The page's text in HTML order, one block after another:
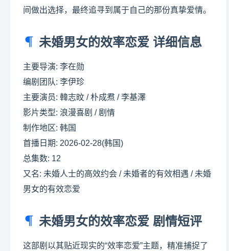
间做出选择，最终追寻到属于自己的那份真挚爱情。
未婚男女的效率恋爱 详细信息
主要导演: 李在勋
编剧团队: 李伊珍
主要演员: 韓志旼 / 朴成焄 / 李基澤
影片类型: 浪漫喜剧 / 剧情
制作地区: 韩国
首播日期: 2026-02-28(韩国)
总集数: 12
又名: 未婚人士的高效约会 / 未婚者的有效相遇 / 未婚
男女的有效恋爱
未婚男女的效率恋爱 剧情短评
这部剧以其贴近现实的“效率恋爱”主题，精准捕捉了